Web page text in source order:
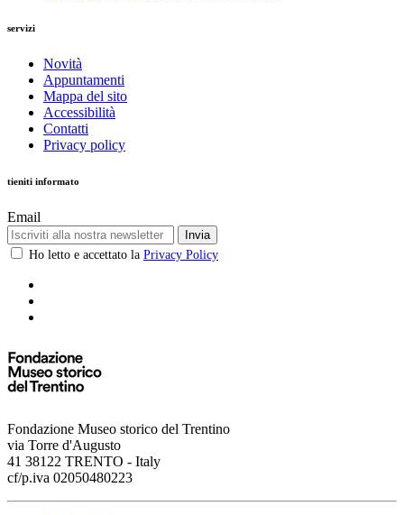
servizi
Novità
Appuntamenti
Mappa del sito
Accessibilità
Contatti
Privacy policy
tieniti informato
Email
Invia
Ho letto e accettato la Privacy Policy
Fondazione Museo storico del Trentino
via Torre d'Augusto
41 38122 TRENTO - Italy
cf/p.iva 02050480223